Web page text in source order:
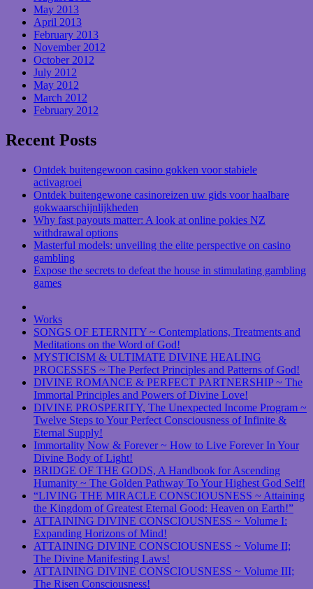
May 2013
April 2013
February 2013
November 2012
October 2012
July 2012
May 2012
March 2012
February 2012
Recent Posts
Ontdek buitengewoon casino gokken voor stabiele
activagroei
Ontdek buitengewone casinoreizen uw gids voor haalbare
gokwaarschijnlijkheden
Why fast payouts matter: A look at online pokies NZ
withdrawal options
Masterful models: unveiling the elite perspective on casino
gambling
Expose the secrets to defeat the house in stimulating gambling
games
Works
SONGS OF ETERNITY ~ Contemplations, Treatments and
Meditations on the Word of God!
MYSTICISM & ULTIMATE DIVINE HEALING
PROCESSES ~ The Perfect Principles and Patterns of God!
DIVINE ROMANCE & PERFECT PARTNERSHIP ~ The
Immortal Principles and Powers of Divine Love!
DIVINE PROSPERITY, The Unexpected Income Program ~
Twelve Steps to Your Perfect Consciousness of Infinite &
Eternal Supply!
Immortality Now & Forever ~ How to Live Forever In Your
Divine Body of Light!
BRIDGE OF THE GODS, A Handbook for Ascending
Humanity ~ The Golden Pathway To Your Highest God Self!
“LIVING THE MIRACLE CONSCIOUSNESS ~ Attaining
the Kingdom of Greatest Eternal Good: Heaven on Earth!”
ATTAINING DIVINE CONSCIOUSNESS ~ Volume I:
Expanding Horizons of Mind!
ATTAINING DIVINE CONSCIOUSNESS ~ Volume II;
The Divine Manifesting Laws!
ATTAINING DIVINE CONSCIOUSNESS ~ Volume III;
The Risen Consciousness!